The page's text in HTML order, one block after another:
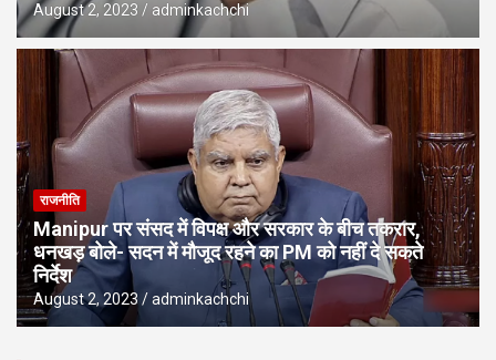
August 2, 2023 adminkachchi
राजनीति
Manipur पर संसद में विपक्ष और सरकार के बीच तकरार,
धनखड़ बोले- सदन में मौजूद रहने का PM को नहीं दे सकते
निर्देश
August 2, 2023 adminkachchi